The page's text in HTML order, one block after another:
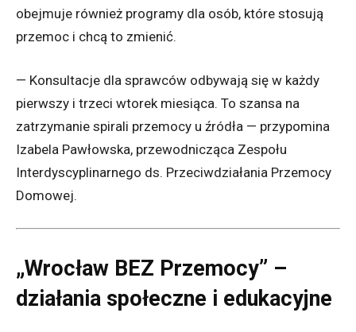
obejmuje również programy dla osób, które stosują
przemoc i chcą to zmienić.
— Konsultacje dla sprawców odbywają się w każdy
pierwszy i trzeci wtorek miesiąca. To szansa na
zatrzymanie spirali przemocy u źródła — przypomina
Izabela Pawłowska, przewodnicząca Zespołu
Interdyscyplinarnego ds. Przeciwdziałania Przemocy
Domowej.
„Wrocław BEZ Przemocy” –
działania społeczne i edukacyjne